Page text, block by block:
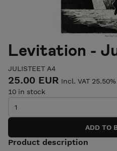
Levitation -
JULISTEET A4
25.00 EUR Incl. VAT 25.50%
10 in stock
Product description